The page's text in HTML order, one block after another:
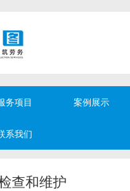
务项目 案例展示
系我们
查和维护